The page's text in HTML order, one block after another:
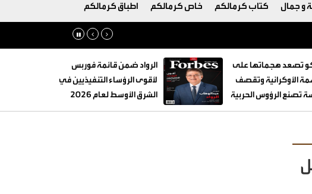
و جمال كتاب كرمالكم خاص كرمالكم اطباق كرمالكم
تصعد هجماتها على
الأوكرانية وتقصف
تصنع الرؤوس الحربية
الرواد ضمن قائمة فوربس
لأقوى الرؤساء التنفيذيين في
الشرق الأوسط لعام 2026